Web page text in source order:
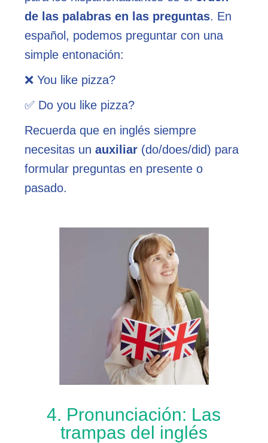
de las palabras en las preguntas. En
español, podemos preguntar con una
simple entonación:
❌ You like pizza?
✅ Do you like pizza?
Recuerda que en inglés siempre
necesitas unauxiliar (do/does/did) para
formular preguntas en presente o
pasado.
4. Pronunciación: Las
trampas del inglés